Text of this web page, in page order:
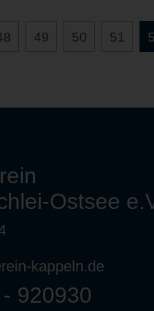
49 50 51
Ostsee
kappeln.de
920930